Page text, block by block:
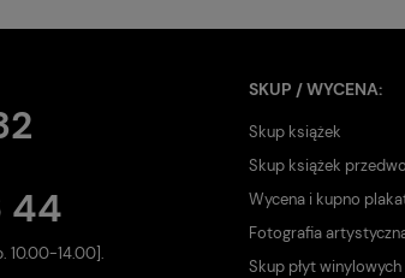
44
10.00-14.00].
SKUP / WYCENA:
Skup książek
Skup książek
Wycena i kupno
Fotografia
Skup płyt